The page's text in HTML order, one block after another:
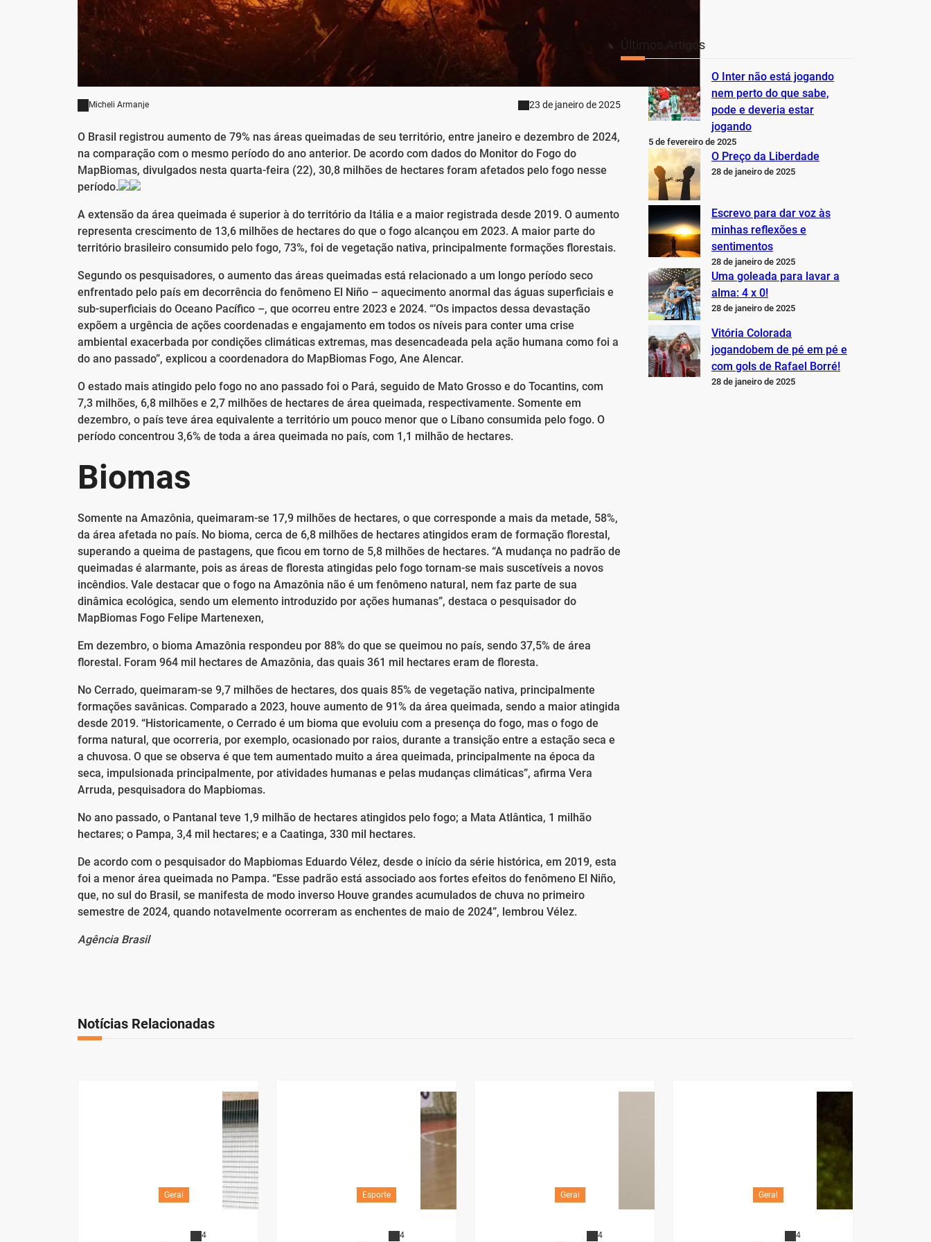
Micheli Armanje 23 de janeiro de 2025
O Brasil registrou aumento de 79% nas áreas queimadas de seu território, entre janeiro e dezembro de 2024,
na comparação com o mesmo período do ano anterior. De acordo com dados do Monitor do Fogo do
MapBiomas, divulgados nesta quarta-feira (22), 30,8 milhões de hectares foram afetados pelo fogo nesse
período.
A extensão da área queimada é superior à do território da Itália e a maior registrada desde 2019. O aumento
representa crescimento de 13,6 milhões de hectares do que o fogo alcançou em 2023. A maior parte do
território brasileiro consumido pelo fogo, 73%, foi de vegetação nativa, principalmente formações florestais.
Segundo os pesquisadores, o aumento das áreas queimadas está relacionado a um longo período seco
enfrentado pelo país em decorrência do fenômeno El Niño – aquecimento anormal das águas superficiais e
sub-superficiais do Oceano Pacífico –, que ocorreu entre 2023 e 2024. “’Os impactos dessa devastação
expõem a urgência de ações coordenadas e engajamento em todos os níveis para conter uma crise
ambiental exacerbada por condições climáticas extremas, mas desencadeada pela ação humana como foi a
do ano passado”, explicou a coordenadora do MapBiomas Fogo, Ane Alencar.
O estado mais atingido pelo fogo no ano passado foi o Pará, seguido de Mato Grosso e do Tocantins, com
7,3 milhões, 6,8 milhões e 2,7 milhões de hectares de área queimada, respectivamente. Somente em
dezembro, o país teve área equivalente a território um pouco menor que o Líbano consumida pelo fogo. O
período concentrou 3,6% de toda a área queimada no país, com 1,1 milhão de hectares.
Biomas
Somente na Amazônia, queimaram-se 17,9 milhões de hectares, o que corresponde a mais da metade, 58%,
da área afetada no país. No bioma, cerca de 6,8 milhões de hectares atingidos eram de formação florestal,
superando a queima de pastagens, que ficou em torno de 5,8 milhões de hectares. “A mudança no padrão de
queimadas é alarmante, pois as áreas de floresta atingidas pelo fogo tornam-se mais suscetíveis a novos
incêndios. Vale destacar que o fogo na Amazônia não é um fenômeno natural, nem faz parte de sua
dinâmica ecológica, sendo um elemento introduzido por ações humanas”, destaca o pesquisador do
MapBiomas Fogo Felipe Martenexen,
Em dezembro, o bioma Amazônia respondeu por 88% do que se queimou no país, sendo 37,5% de área
florestal. Foram 964 mil hectares de Amazônia, das quais 361 mil hectares eram de floresta.
No Cerrado, queimaram-se 9,7 milhões de hectares, dos quais 85% de vegetação nativa, principalmente
formações savânicas. Comparado a 2023, houve aumento de 91% da área queimada, sendo a maior atingida
desde 2019. “Historicamente, o Cerrado é um bioma que evoluiu com a presença do fogo, mas o fogo de
forma natural, que ocorreria, por exemplo, ocasionado por raios, durante a transição entre a estação seca e
a chuvosa. O que se observa é que tem aumentado muito a área queimada, principalmente na época da
seca, impulsionada principalmente, por atividades humanas e pelas mudanças climáticas”, afirma Vera
Arruda, pesquisadora do Mapbiomas.
No ano passado, o Pantanal teve 1,9 milhão de hectares atingidos pelo fogo; a Mata Atlântica, 1 milhão
hectares; o Pampa, 3,4 mil hectares; e a Caatinga, 330 mil hectares.
De acordo com o pesquisador do Mapbiomas Eduardo Vélez, desde o início da série histórica, em 2019, esta
foi a menor área queimada no Pampa. “Esse padrão está associado aos fortes efeitos do fenômeno El Niño,
que, no sul do Brasil, se manifesta de modo inverso Houve grandes acumulados de chuva no primeiro
semestre de 2024, quando notavelmente ocorreram as enchentes de maio de 2024”, lembrou Vélez.
Agência Brasil
Últimos Artigos
O Inter não está jogando
nem perto do que sabe,
pode e deveria estar
jogando
5 de fevereiro de 2025
O Preço da Liberdade
28 de janeiro de 2025
Escrevo para dar voz às
minhas reflexões e
sentimentos
28 de janeiro de 2025
Uma goleada para lavar a
alma: 4 x 0!
28 de janeiro de 2025
Vitória Colorada
jogandobem de pé em pé e
com gols de Rafael Borré!
28 de janeiro de 2025
Notícias Relacionadas
Geral
4
Esporte
4
Geral
4
Geral
4